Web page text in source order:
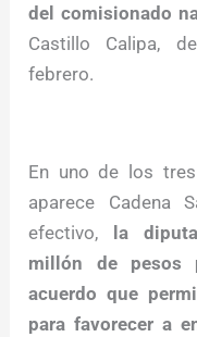
del comisionado
Castillo Calipa,
febrero.
En uno de los
aparece Cadena
efectivo,
la
millón de pesos
acuerdo que
para favorecer a